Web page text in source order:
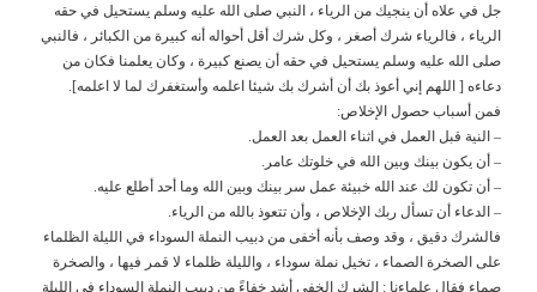
جل في علاه أن ينجيك من الرياء ، النبي صلى الله عليه وسلم يستحيل في حقه
الرياء ، فالرياء شرك أصغر ، وكل شرك أقل أحواله أنه كبيرة من الكبائر ، فالنبي
صلى الله عليه وسلم يستحيل في حقه أن يصنع كبيرة ، وكان يعلمنا فكان من
دعاءه [ اللهم إني أعوذ بك أن أشرك بك شيئا اعلمه وأستغفرك لما لا اعلمه].
فمن أسباب حصول الإخلاص:
– النية قبل العمل في اثناء العمل بعد العمل.
– أن يكون بينك وبين الله في خلوتك عامر.
– أن تكون لك عند الله خبيئة عمل سر بينك وبين الله وما أحد أطلع عليه.
– الدعاء أن تسأل ربك الإخلاص ، وأن تتعوذ بالله من الرياء.
فالشرك دقيق ، وقد وصف بأنه أخفى من دبيب النملة السوداء في الليلة الظلماء
على الصخرة الصماء ، تخيل نملة سوداء ، والليلة ظلماء لا قمر فيها ، والصخرة
صماء فقال علماءنا : الشرك الخفي أشد خفاءً من دبيب النملة السوداء في الليلة